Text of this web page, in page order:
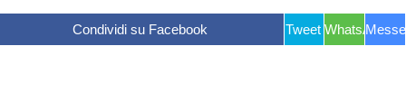
Condividi su Facebook Tweet WhatsApp